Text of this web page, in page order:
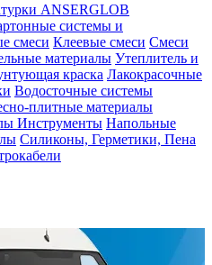
ANSERGLOB
системы и
смеси Клеевые смеси Смеси
материалы Утеплитель и
краска Лакокрасочные
Водосточные системы
плитные материалы
Инструменты Напольные
Силиконы, Герметики, Пена